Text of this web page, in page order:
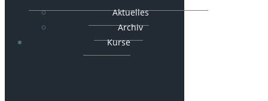
Aktuelles
Archiv
Kurse